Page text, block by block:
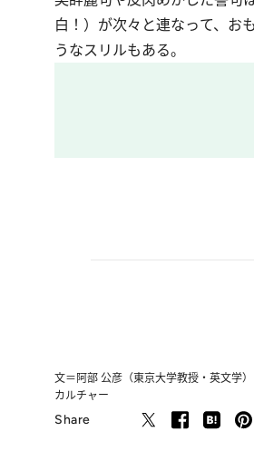
白！）が次々と連なって、お
うなスリルもある。
文＝阿部 公彦（東京大学教授・英文学）
カルチャー
Share